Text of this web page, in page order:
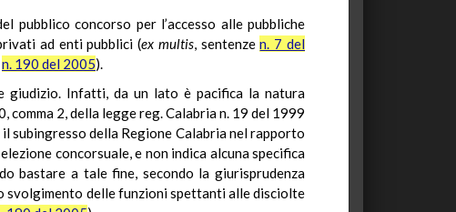
pubblico concorso per l’accesso alle pubbliche
ad enti pubblici (ex multis, sentenzen. 7 del
n. 190 del 2005).
giudizio. Infatti, da un lato è pacifica la natura
2, della legge reg. Calabria n. 19 del 1999
subingresso della Regione Calabria nel rapporto
concorsuale, e non indica alcuna specifica
bastare a tale fine, secondo la giurisprudenza
svolgimento delle funzioni spettanti alle disciolte